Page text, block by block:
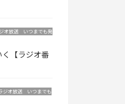
オ放送 いつまでも発
【ラジオ番
ジオ放送 いつまでも